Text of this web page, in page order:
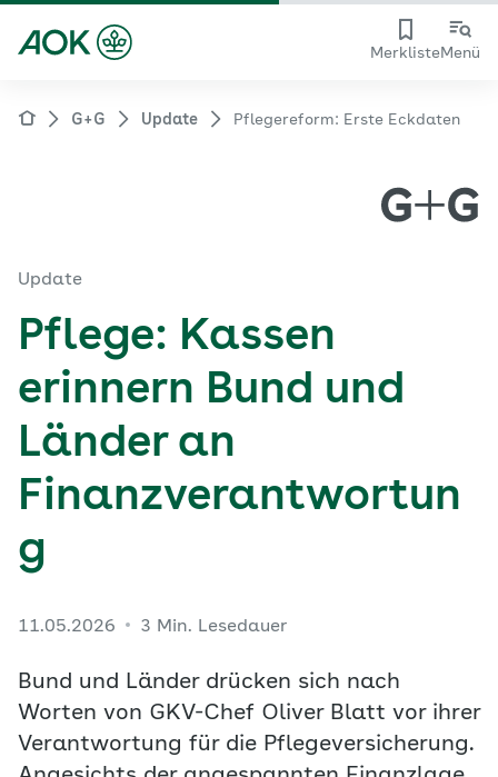
MerklisteMenü
G+G Update Pflegereform: Erste Eckdaten
Update
Pflege: Kassen
erinnern Bund und
Länder an
Finanzverantwortun
g
11.05.2026 3 Min. Lesedauer
Bund und Länder drücken sich nach
Worten von GKV-Chef Oliver Blatt vor ihrer
Verantwortung für die Pflegeversicherung.